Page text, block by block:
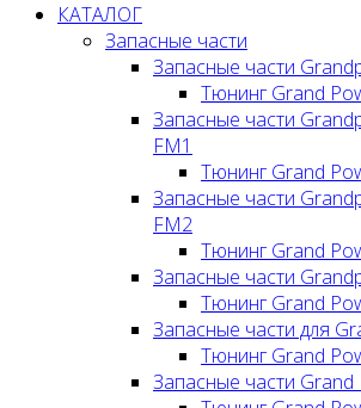
КАТАЛОГ
Запасные части
Запасные части
Тюнинг Grand
Запасные части
FM1
Тюнинг Grand
Запасные части
FM2
Тюнинг Grand
Запасные части
Тюнинг Grand
Запасные части для
Тюнинг Grand
Запасные части Grand